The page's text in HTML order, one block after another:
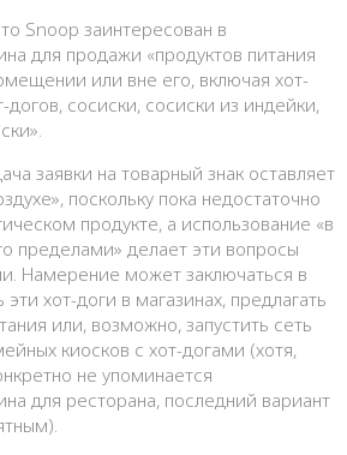
Snoop заинтересован в
для продажи «продуктов питания
или вне его, включая хот-
догов, сосиски, сосиски из индейки,
заявки на товарный знак оставляет
поскольку пока недостаточно
продукте, а использование «в
пределами» делает эти вопросы
Намерение может заключаться в
хот-доги в магазинах, предлагать
или, возможно, запустить сеть
киосков с хот-догами (хотя,
не упоминается
для ресторана, последний вариант